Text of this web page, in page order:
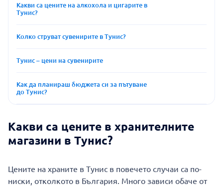
Какви са цените на алкохола и цигарите в
Тунис?
Колко струват сувенирите в Тунис?
Тунис – цени на сувенирите
Как да планираш бюджета си за пътуване
до Тунис?
Какви са цените в хранителните
магазини в Тунис?
Цените на храните в Тунис в повечето случаи са по-
ниски, отколкото в България. Много зависи обаче от